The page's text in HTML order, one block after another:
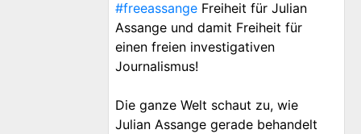
#freeassange Freiheit für Julian
Assange und damit Freiheit für
einen freien investigativen
Journalismus!
Die ganze Welt schaut zu, wie
Julian Assange gerade behandelt